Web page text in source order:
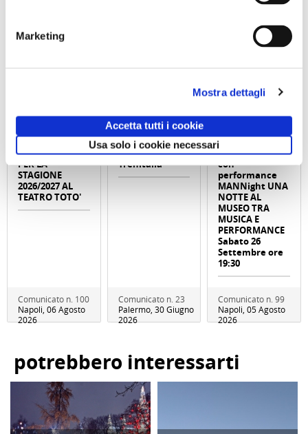
Marketing
Mostra dettagli
Accetta tutti i cookie
Usa solo i cookie necessari
ABBONAMENTO
PER LA
STAGIONE
2026/2027 AL
TEATRO TOTO'
Comunicato n. 100
Napoli, 06 Agosto
2026
Abbonameni
Trenitalia
Comunicato n. 23
Palermo, 30 Giugno
2026
Visita serale
con
performance
MANNight UNA
NOTTE AL
MUSEO TRA
MUSICA E
PERFORMANCE
Sabato 26
Settembre ore
19:30
Comunicato n. 99
Napoli, 05 Agosto
2026
potrebbero interessarti